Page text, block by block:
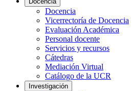
Docencia
Vicerrectoría de Docencia
Evaluación Académica
Personal docente
Servicios y recursos
Cátedras
Mediación Virtual
Catálogo de la UCR
Investigación